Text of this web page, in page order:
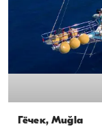
Гёчек, Muğla